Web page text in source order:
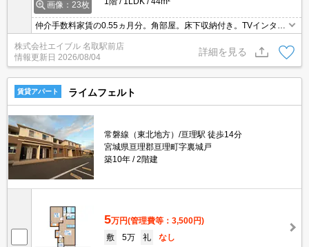
画像：23枚
仲介手数料家賃の0.55ヵ月分。角部屋。床下収納付き。TVインター
ホン付き。洗面化粧台付き。ウォークインクローゼット付き。追焚
給湯。TVモニターホン有。
株式会社エイブル 名取駅前店
情報更新日 2026/08/04
詳細を見る
賃貸アパート ライムフェルト
常磐線（東北地方）/亘理駅 徒歩14分
宮城県亘理郡亘理町字裏城戸
築10年
2階建
5万円(管理費等：3,500円)
敷
5万 礼
なし